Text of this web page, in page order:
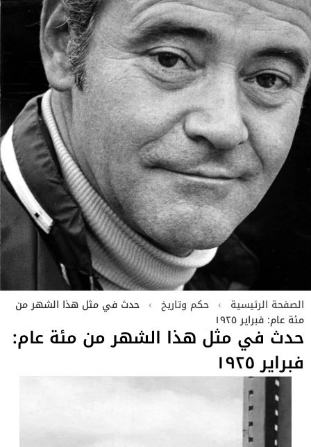
الصفحة الرئيسية › حكم وتاريخ › حدث في مثل هذا الشهر من
مئة عام: فبراير ١٩٢٥
حدث في مثل هذا الشهر من مئة عام:
فبراير ١٩٢٥